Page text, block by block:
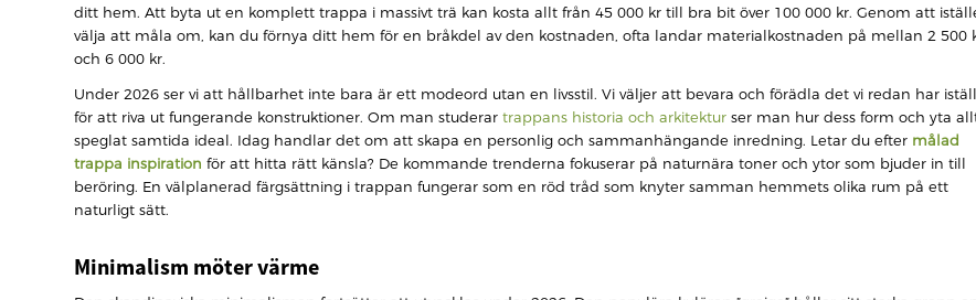
ditt hem. Att byta ut en komplett trappa i massivt trä kan kosta allt från 45 000 kr till bra bit över 100 000 kr. Genom att
välja att måla om, kan du förnya ditt hem för en bråkdel av den kostnaden, ofta landar materialkostnaden på mellan 2 500
och 6 000 kr.
Under 2026 ser vi att hållbarhet inte bara är ett modeord utan en livsstil. Vi väljer att bevara och förädla det vi redan har
för att riva ut fungerande konstruktioner. Om man studerar trappans historia och arkitektur ser man hur dess form och yta
speglat samtida ideal. Idag handlar det om att skapa en personlig och sammanhängande inredning. Letar du efter målad
trappa inspiration för att hitta rätt känsla? De kommande trenderna fokuserar på naturnära toner och ytor som bjuder in till
beröring. En välplanerad färgsättning i trappan fungerar som en röd tråd som knyter samman hemmets olika rum på ett
naturligt sätt.
Minimalism möter värme